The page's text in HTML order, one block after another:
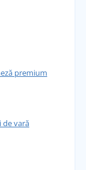
premium
de vară